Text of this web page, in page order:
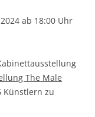
ab 18:00 Uhr
The Male
Künstlern zu